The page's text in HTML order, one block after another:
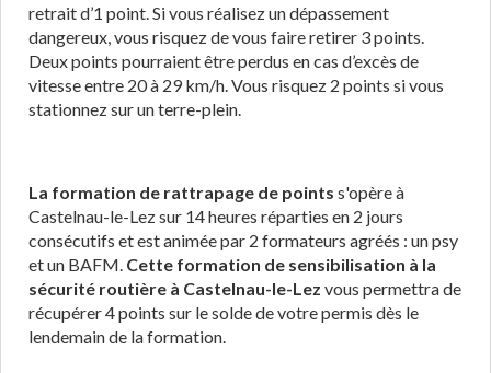
retrait d’1 point. Si vous réalisez un dépassement
dangereux, vous risquez de vous faire retirer 3 points.
Deux points pourraient être perdus en cas d’excès de
vitesse entre 20 à 29 km/h. Vous risquez 2 points si vous
stationnez sur un terre-plein.
La formation de rattrapage de points s'opère à
Castelnau-le-Lez sur 14 heures réparties en 2 jours
consécutifs et est animée par 2 formateurs agréés : un psy
et un BAFM. Cette formation de sensibilisation à la
sécurité routière à Castelnau-le-Lez vous permettra de
récupérer 4 points sur le solde de votre permis dès le
lendemain de la formation.